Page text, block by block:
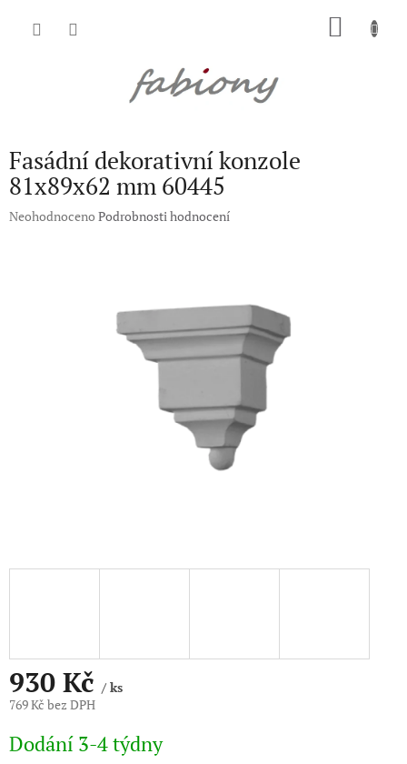
Fasádní dekorativní konzole
81x89x62 mm 60445
Průměrné
Neohodnoceno Podrobnosti hodnocení
930 Kč/ ks
769 Kč bez DPH
cena:
Dodání 3-4 týdny